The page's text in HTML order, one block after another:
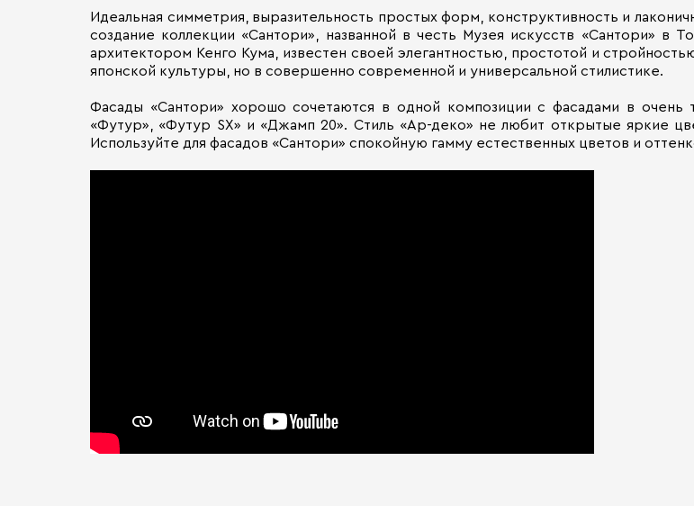
Идеальная симметрия, выразительность простых форм, конструктивность и
создание коллекции «Сантори», названной в честь Музея искусств «Сантори» в
архитектором Кенго Кума, известен своей элегантностью, простотой и
японской культуры, но в совершенно современной и универсальной стилистике.
Фасады «Сантори» хорошо сочетаются в одной композиции с фасадами в очень
«Футур», «Футур SX» и «Джамп 20». Стиль «Ар-деко» не любит открытые яркие
Используйте для фасадов «Сантори» спокойную гамму естественных цветов и